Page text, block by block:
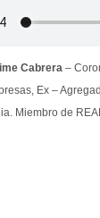
Cabrera –
Ex –
Miembro de